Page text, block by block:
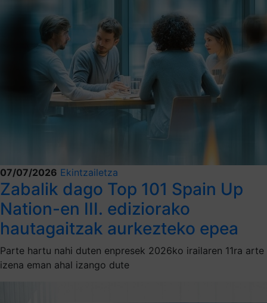
07/07/2026 Ekintzailetza
Zabalik dago Top 101 Spain Up
Nation-en III. ediziorako
hautagaitzak aurkezteko epea
Parte hartu nahi duten enpresek 2026ko irailaren 11ra arte
izena eman ahal izango dute